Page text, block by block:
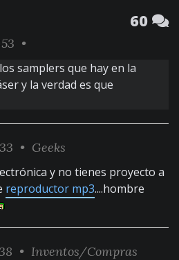
60
•
samplers que hay en la
y la verdad es que
• Geeks
y no tienes proyecto a
reproductor mp3....hombre
• Inventos/Compras